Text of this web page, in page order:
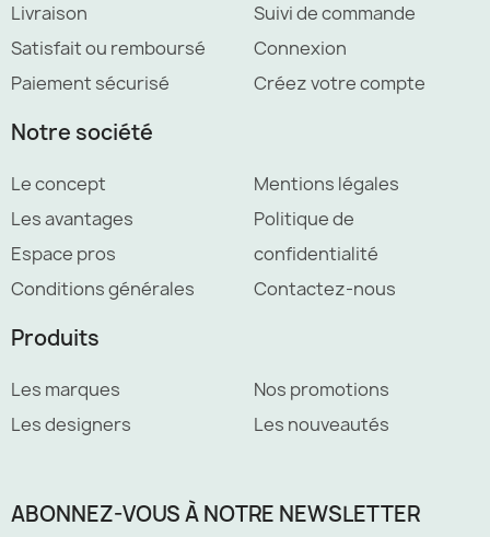
Livraison
Satisfait ou remboursé
Paiement sécurisé
Suivi de commande
Connexion
Créez votre compte
Notre société
Le concept
Les avantages
Espace pros
Conditions générales
Mentions légales
Politique de
confidentialité
Contactez-nous
Produits
Les marques
Les designers
Nos promotions
Les nouveautés
ABONNEZ-VOUS À NOTRE NEWSLETTER